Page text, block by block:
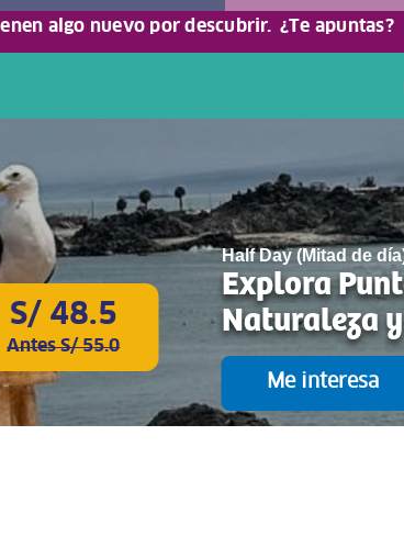
algo nuevo por descubrir. ¿Te apuntas?
S/ 48.5
Antes S/ 55.0
Half Day (Mitad de
Explora
Naturaleza
Me interesa